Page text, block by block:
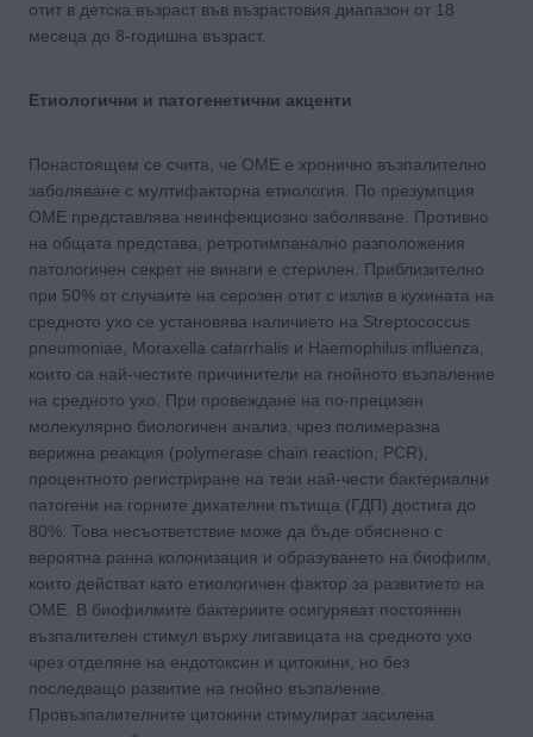
отит в детска възраст във възрастовия диапазон от 18
месеца до 8-годишна възраст.
Етиологични и патогенетични акценти
Понастоящем се счита, че OME е хронично възпалително
заболяване с мултифакторна етиология. По презумпция
OME представлява неинфекциозно заболяване. Противно
на общата представа, ретротимпанално разположения
патологичен секрет не винаги е стерилен. Приблизително
при 50% от случаите на серозен отит с излив в кухината на
средното ухо се установява наличието на Streptococcus
pneumoniae, Moraxella catarrhalis и Haemophilus influenza,
които са най-честите причинители на гнойното възпаление
на средното ухо. При провеждане на по-прецизен
молекулярно биологичен анализ, чрез полимеразна
верижна реакция (polymerase chain reaction, PCR),
процентното регистриране на тези най-чести бактериални
патогени на горните дихателни пътища (ГДП) достига до
80%. Това несъответствие може да бъде обяснено с
вероятна ранна колонизация и образуването на биофилм,
които действат като етиологичен фактор за развитието на
OME. В биофилмите бактериите осигуряват постоянен
възпалителен стимул върху лигавицата на средното ухо
чрез отделяне на ендотоксин и цитокини, но без
последващо развитие на гнойно възпаление.
Провъзпалителните цитокини стимулират засилена